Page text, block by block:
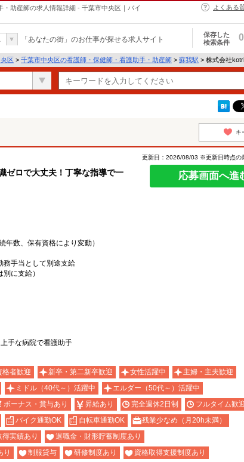
助産師の求人情報詳細 - 千葉市中央区｜バイ
よくある
「あなたの街」のお仕事が探せる求人サイト
保存した
検索条件
0
区 > 千葉市中央区の看護師・保健師・看護助手・助産師 > 蘇我駅 > 株式会社
キ
ゼロで大丈夫！丁寧な指導で一
更新日：2026/08/03 ※更新日時点の
応募画面へ進
年数、保有資格により変動）
手当として別途支給
に支給）
手な病院で看護助手
格者歓迎 新卒・第二新卒歓迎 女性活躍中
主婦・主夫歓迎
ミドル（40代～）活躍中
エルダー（50代～）活躍中
ボーナス・賞与あり 昇給あり 完全週休2日制
フルタイム歓
バイク通勤OK 自転車通勤OK
残業少なめ（月20h未満）
実績あり
退職金・財形貯蓄制度あり
り
制服貸与 研修制度あり 資格取得支援制度あり